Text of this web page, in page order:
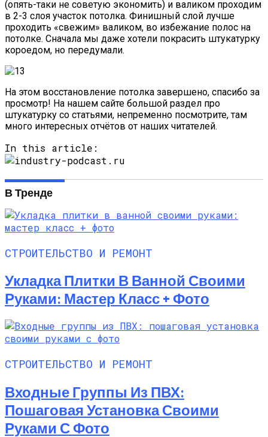
(опять-таки не советую экономить) и валиком проходим
в 2-3 слоя участок потолка. Финишный слой лучше
проходить «свежим» валиком, во избежание полос на
потолке. Сначала мы даже хотели покрасить штукатурку
короедом, но передумали.
На этом восстановление потолка завершено, спасибо за
просмотр! На нашем сайте большой раздел про
штукатурку со статьями, непременно посмотрите, там
много интересных отчётов от наших читателей.
In this article:
В Тренде
СТРОИТЕЛЬСТВО И РЕМОНТ
Укладка Плитки В Ванной Своими
Руками: Мастер Класс + Фото
СТРОИТЕЛЬСТВО И РЕМОНТ
Входные Группы Из ПВХ:
Пошаговая Установка Своими
Руками С Фото